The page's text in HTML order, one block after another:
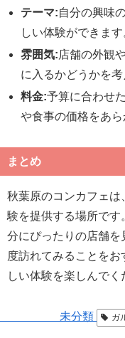
テーマ:自分の興味
しい体験ができます
雰囲気:店舗の外観
に入るかどうかを考
料金:予算に合わせ
や食事の価格をあら
まとめ
秋葉原のコンカフェ
験を提供する場所です
分にぴったりの店舗
度訪れてみることを
しい体験を楽しんでく
未分類 ガ